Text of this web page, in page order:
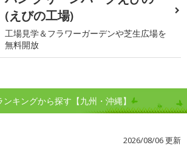
(えびの工場)
工場見学＆フラワーガーデンや芝生広場を
無料開放
キングから探す【九州・沖縄】
2026/08/06 更新